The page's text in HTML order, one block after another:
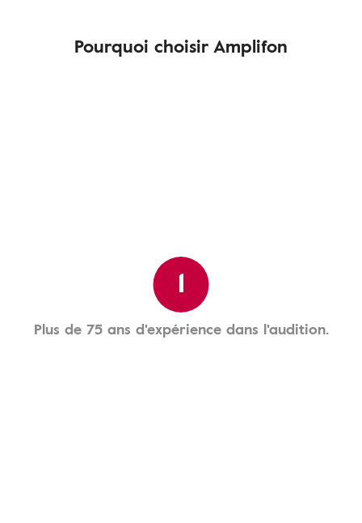
Pourquoi choisir Amplifon
1
Plus de 75 ans d'expérience dans l'audition.